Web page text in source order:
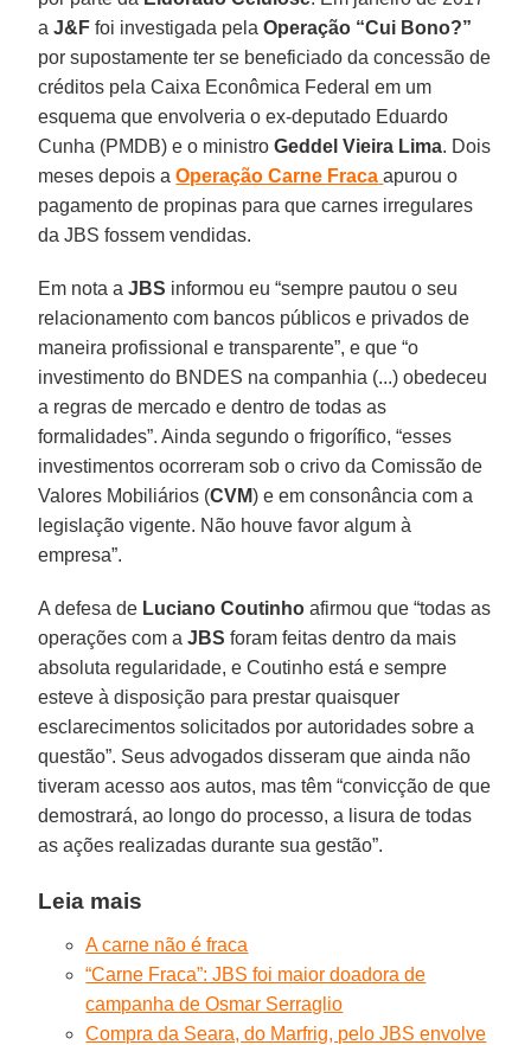
a J&F foi investigada pelaOperação “Cui Bono?”
por supostamente ter se beneficiado da concessão de
créditos pela Caixa Econômica Federal em um
esquema que envolveria o ex-deputado Eduardo
Cunha (PMDB) e o ministroGeddel Vieira Lima. Dois
meses depois aOperação Carne Fraca apurou o
pagamento de propinas para que carnes irregulares
da JBS fossem vendidas.
Em nota aJBS informou eu “sempre pautou o seu
relacionamento com bancos públicos e privados de
maneira profissional e transparente”, e que “o
investimento do BNDES na companhia (...) obedeceu
a regras de mercado e dentro de todas as
formalidades”. Ainda segundo o frigorífico, “esses
investimentos ocorreram sob o crivo da Comissão de
Valores Mobiliários (CVM) e em consonância com a
legislação vigente. Não houve favor algum à
empresa”.
A defesa de Luciano Coutinho afirmou que “todas as
operações com aJBS foram feitas dentro da mais
absoluta regularidade, e Coutinho está e sempre
esteve à disposição para prestar quaisquer
esclarecimentos solicitados por autoridades sobre a
questão”. Seus advogados disseram que ainda não
tiveram acesso aos autos, mas têm “convicção de que
demostrará, ao longo do processo, a lisura de todas
as ações realizadas durante sua gestão”.
Leia mais
A carne não é fraca
“Carne Fraca”: JBS foi maior doadora de
campanha de Osmar Serraglio
Compra da Seara, do Marfrig, pelo JBS envolve